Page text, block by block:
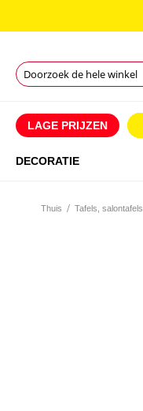
LAGE PRIJZEN
DECORATIE
Thuis Tafels, salontafels